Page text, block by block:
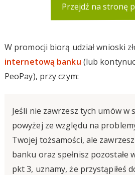
Przejdź na stronę
W promocji biorą udział wnioski
internetową banku (lub
PeoPay), przy czym:
Jeśli nie zawrzesz tych umów w
powyżej ze względu na
Twojej tożsamości, ale
banku oraz spełnisz
pkt 3, uznamy, że przystąpiłeś